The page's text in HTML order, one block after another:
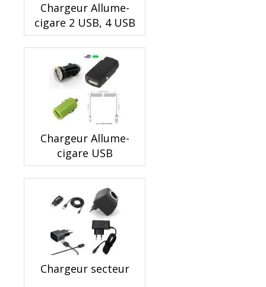
Chargeur Allume-
cigare 2 USB, 4 USB
Chargeur Allume-
cigare USB
Chargeur secteur